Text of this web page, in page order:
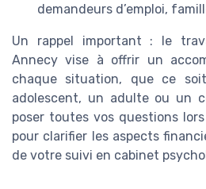
demandeurs d’emploi,
Un rappel important : le
Annecy vise à offrir un
chaque situation, que ce
adolescent, un adulte ou un
poser toutes vos questions
pour clarifier les aspects
de votre suivi en cabinet